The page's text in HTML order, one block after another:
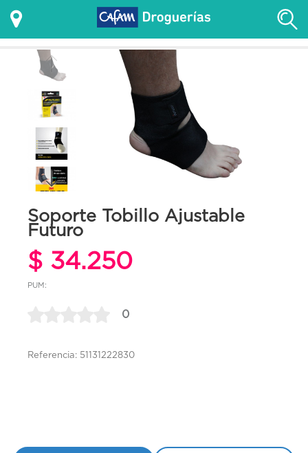
Soporte Tobillo Ajustable
Futuro
$ 34.250
PUM:
0
Referencia: 51131222830